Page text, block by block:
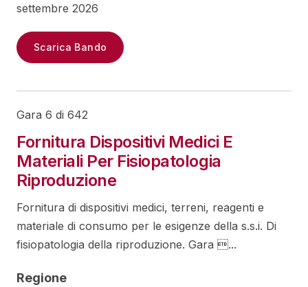
settembre 2026
Scarica Bando
Gara 6 di 642
Fornitura Dispositivi Medici E
Materiali Per Fisiopatologia
Riproduzione
Fornitura di dispositivi medici, terreni, reagenti e
materiale di consumo per le esigenze della s.s.i. Di
fisiopatologia della riproduzione. Gara ...
Regione